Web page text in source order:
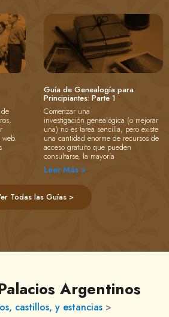
Guía de Genealogía para
Principiantes: Parte 1
Comenzar una
investigación genealógica (o mejorar
una) no es tarea sencilla, pero existe
una cantidad enorme de recursos de
acceso gratuito que pueden
consultarse, la mayoría
Leer Más »
Todas las Guías >
Argentinos
castillos, y estancias >